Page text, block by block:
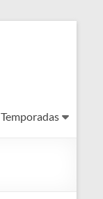
Temporadas